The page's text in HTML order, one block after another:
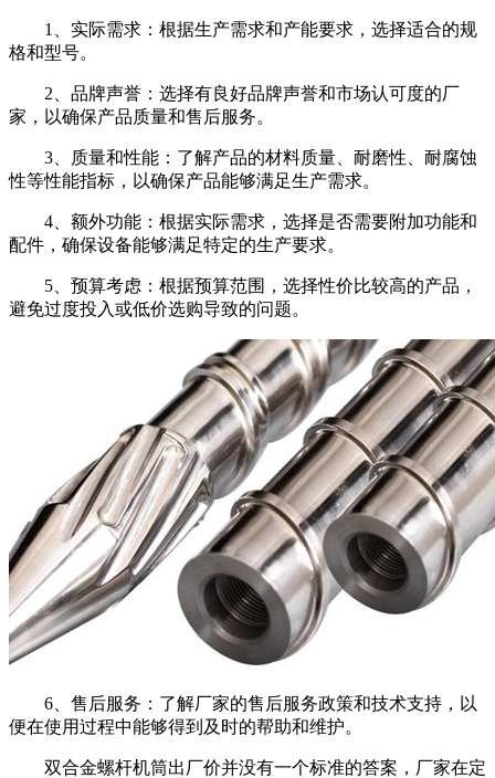
1、实际需求：根据生产需求和产能要求，选择适合的规
格和型号。
2、品牌声誉：选择有良好品牌声誉和市场认可度的厂
家，以确保产品质量和售后服务。
3、质量和性能：了解产品的材料质量、耐磨性、耐腐蚀
性等性能指标，以确保产品能够满足生产需求。
4、额外功能：根据实际需求，选择是否需要附加功能和
配件，确保设备能够满足特定的生产要求。
5、预算考虑：根据预算范围，选择性价比较高的产品，
避免过度投入或低价选购导致的问题。
6、售后服务：了解厂家的售后服务政策和技术支持，以
便在使用过程中能够得到及时的帮助和维护。
双合金螺杆机筒出厂价并没有一个标准的答案，厂家在定